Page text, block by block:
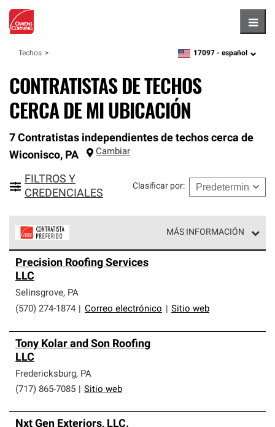
Techos zipcode,language
17097 - español
CONTRATISTAS DE TECHOS
CERCA DE MI UBICACIÓN
7 Contratistas independientes de techos cerca de
Wiconisco, PA Cambiar
FILTROS Y
CREDENCIALES
Clasificar por:
MÁS INFORMACIÓN
parte de una red exclusiva de profesionales de techos
que cumplen con altos estándares y requisitos estrictos
de profesionalismo y confiabilidad.
Precision Roofing Services
LLC
Selinsgrove, PA
(570) 274-1874
Correo electrónico Sitio web
Tony Kolar and Son Roofing
LLC
Fredericksburg, PA
(717) 865-7085
Sitio web
Nxt Gen Exteriors, LLC.